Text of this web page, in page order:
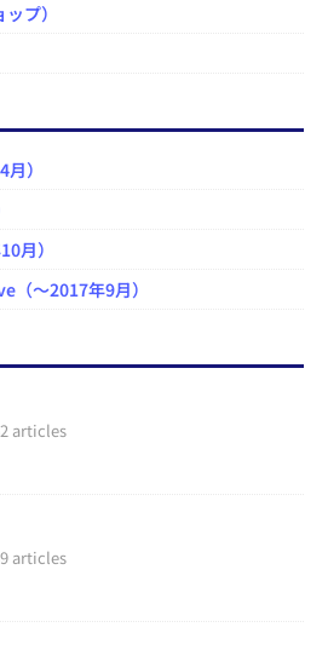
プ）
）
月）
～2017年9月）
articles
articles